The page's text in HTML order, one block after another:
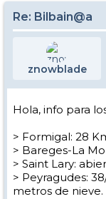
Re: Bilbain@a
znowblade
Hola, info para
> Formigal: 28
> Bareges-La
> Saint Lary:
> Peyragudes:
metros de nieve.